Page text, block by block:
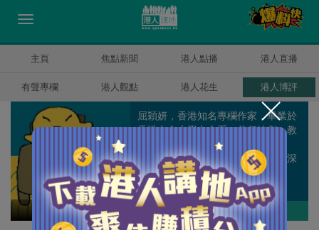
主頁 焦點新聞 港人點播 港人直播
有聲專欄 港人觀點 港人花生 港人博評
屈穎妍
屈穎妍，香港知名專欄作家，畢業於
香港中文大學中文系，曾任編劇、教
師、記者、周刊副總編輯和雜誌顧
問，著有《怪獸家長》一書，文章深
受港爸港媽歡迎。
作者其他博評